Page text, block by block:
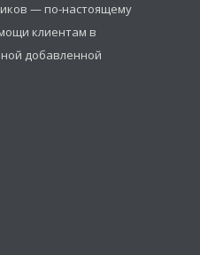
— по-настоящему
клиентам в
добавленной